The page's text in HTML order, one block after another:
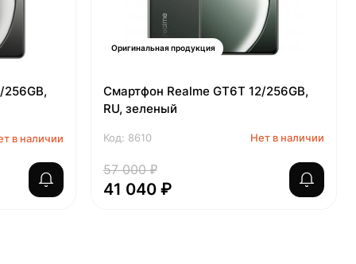
в наличии
Оригинальная продукция
Смартфон Realme GT6T 12/256GB,
RU, зеленый
Код: 8610 Нет в наличии
57 000 ₽
41 040 ₽